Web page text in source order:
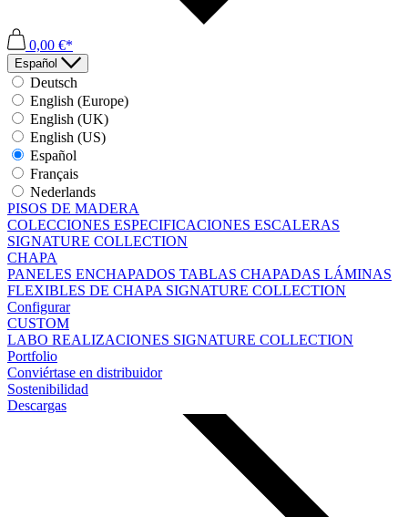
0,00 €*
Español
Deutsch
English (Europe)
English (UK)
English (US)
Español
Français
Nederlands
PISOS DE MADERA
COLECCIONES ESPECIFICACIONES ESCALERAS
SIGNATURE COLLECTION
CHAPA
PANELES ENCHAPADOS TABLAS CHAPADAS LÁMINAS
FLEXIBLES DE CHAPA SIGNATURE COLLECTION
Configurar
CUSTOM
LABO REALIZACIONES SIGNATURE COLLECTION
Portfolio
Conviértase en distribuidor
Sostenibilidad
Descargas